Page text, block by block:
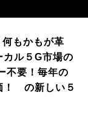
もかもが革
ル５G市場の
不要！毎年の
！ の新しい５